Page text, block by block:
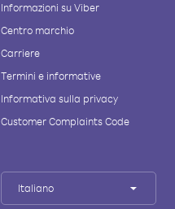
Informazioni su Viber
Centro marchio
Carriere
Termini e informative
Informativa sulla privacy
Customer Complaints Code
Italiano